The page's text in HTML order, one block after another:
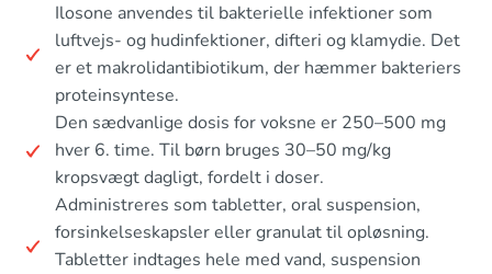
Ilosone anvendes til bakterielle infektioner som
luftvejs- og hudinfektioner, difteri og klamydie. Det
er et makrolidantibiotikum, der hæmmer bakteriers
proteinsyntese.
Den sædvanlige dosis for voksne er 250–500 mg
hver 6. time. Til børn bruges 30–50 mg/kg
kropsvægt dagligt, fordelt i doser.
Administreres som tabletter, oral suspension,
forsinkelseskapsler eller granulat til opløsning.
Tabletter indtages hele med vand, suspension